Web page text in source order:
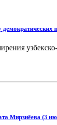
Мирзиёева (3